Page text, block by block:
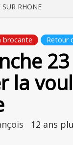
SUR RHONE
brocante Retour
23
la
12 ans